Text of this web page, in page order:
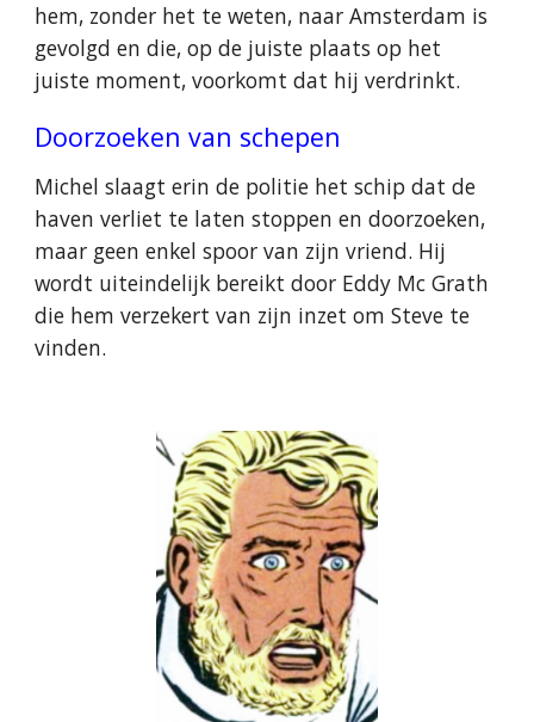
hem, zonder het te weten, naar Amsterdam is
gevolgd en die, op de juiste plaats op het
juiste moment, voorkomt dat hij verdrinkt.
Doorzoeken van schepen
Michel slaagt erin de politie het schip dat de
haven verliet te laten stoppen en doorzoeken,
maar geen enkel spoor van zijn vriend. Hij
wordt uiteindelijk bereikt door Eddy Mc Grath
die hem verzekert van zijn inzet om Steve te
vinden.